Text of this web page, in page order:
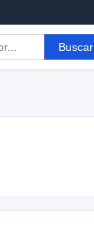
Buscar